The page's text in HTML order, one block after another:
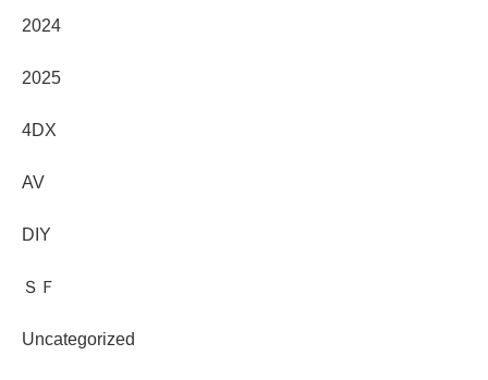
2024
2025
4DX
AV
DIY
ＳＦ
Uncategorized